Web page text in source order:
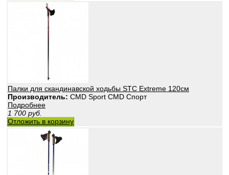
Палки для скандинавской ходьбы STC Extreme 120см
Производитель: CMD Sport CMD Спорт
Подробнее
1 700 руб.
Отложить в корзину